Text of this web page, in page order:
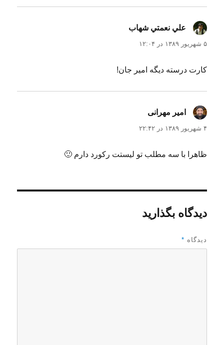
علي نعمتي شهاب
۵ شهریور ۱۳۸۹ در ۱۲:۰۴
کارت درسته دیگه امیر جان!
امیر مهرانی
۴ شهریور ۱۳۸۹ در ۲۲:۴۲
ظاهرا با سه مطلب تو لیستت رکورد دارم 🙂
دیدگاه بگذارید
دیدگاه *